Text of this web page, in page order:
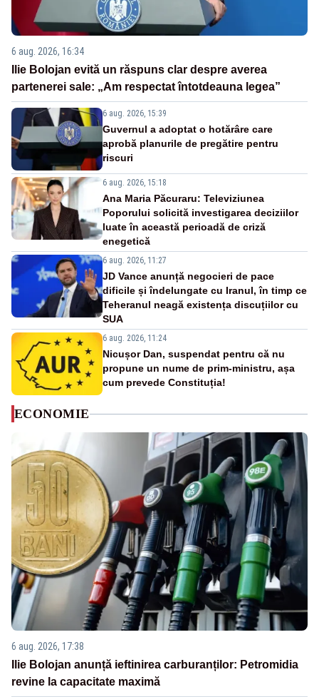
6 aug. 2026, 16:34
Ilie Bolojan evită un răspuns clar despre averea
partenerei sale: „Am respectat întotdeauna legea”
6 aug. 2026, 15:39
Guvernul a adoptat o hotărâre care
aprobă planurile de pregătire pentru
riscuri
6 aug. 2026, 15:18
Ana Maria Păcuraru: Televiziunea
Poporului solicită investigarea deciziilor
luate în această perioadă de criză
enegetică
6 aug. 2026, 11:27
JD Vance anunță negocieri de pace
dificile și îndelungate cu Iranul, în timp ce
Teheranul neagă existența discuțiilor cu
SUA
6 aug. 2026, 11:24
Nicușor Dan, suspendat pentru că nu
propune un nume de prim-ministru, așa
cum prevede Constituția!
ECONOMIE
6 aug. 2026, 17:38
Ilie Bolojan anunță ieftinirea carburanților: Petromidia
revine la capacitate maximă